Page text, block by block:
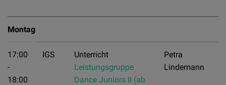
Montag
17:00
-
18:00
IGS
Unterricht
Leistungsgruppe
Dance Juniors II (ab
Petra
Lindemann